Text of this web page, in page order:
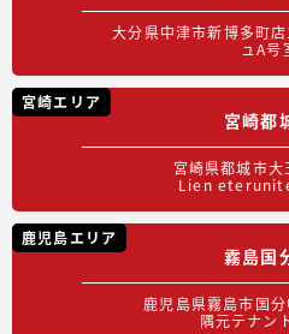
大分県中津市新博多町
ュA号
宮崎エリア
宮崎都
宮崎県都城市
Lien
鹿児島エリア
霧島国
鹿児島県霧島市国
隅元テナン